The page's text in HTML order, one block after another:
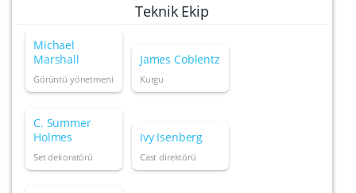
Teknik Ekip
Michael
Marshall
Görüntü yönetmeni
James Coblentz
Kurgu
C. Summer
Holmes
Set dekoratörü
Ivy Isenberg
Cast direktörü